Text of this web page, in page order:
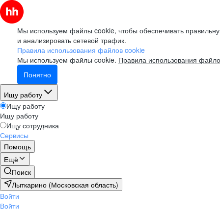
Мы используем файлы cookie, чтобы обеспечивать
и анализировать сетевой трафик.
Правила использования файлов cookie
Мы используем файлы cookie. Правила использования
Понятно
Ищу работу
Ищу работу
Ищу работу
Ищу сотрудника
Сервисы
Помощь
Ещё
Поиск
Лыткарино (Московская область)
Войти
Войти